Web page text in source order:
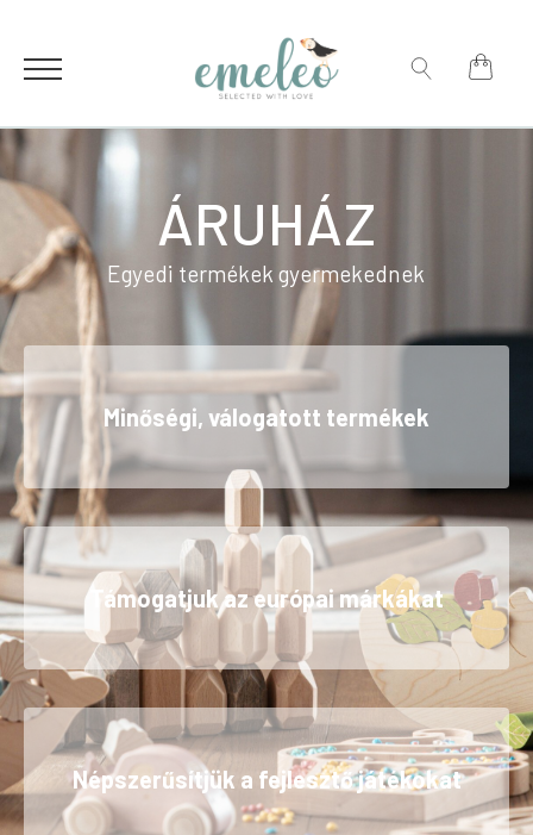
ÁRUHÁZ
Egyedi termékek gyermekednek
Minőségi, válogatott termékek
Támogatjuk az európai márkákat
Népszerűsítjük a fejlesztő játékokat